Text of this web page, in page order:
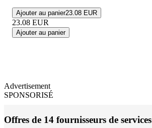
Ajouter au panier23.08 EUR
23.08 EUR
Ajouter au panier
Advertisement
SPONSORISÉ
Offres de 14 fournisseurs de services